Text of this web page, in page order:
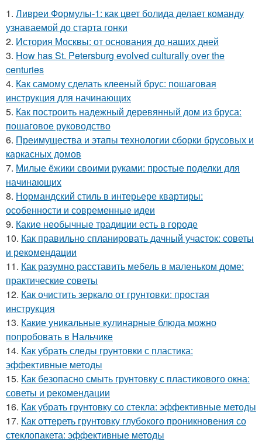
1. Ливреи Формулы-1: как цвет болида делает команду
узнаваемой до старта гонки
2. История Москвы: от основания до наших дней
3. How has St. Petersburg evolved culturally over the
centuries
4. Как самому сделать клееный брус: пошаговая
инструкция для начинающих
5. Как построить надежный деревянный дом из бруса:
пошаговое руководство
6. Преимущества и этапы технологии сборки брусовых и
каркасных домов
7. Милые ёжики своими руками: простые поделки для
начинающих
8. Нормандский стиль в интерьере квартиры:
особенности и современные идеи
9. Какие необычные традиции есть в городе
10. Как правильно спланировать дачный участок: советы
и рекомендации
11. Как разумно расставить мебель в маленьком доме:
практические советы
12. Как очистить зеркало от грунтовки: простая
инструкция
13. Какие уникальные кулинарные блюда можно
попробовать в Нальчике
14. Как убрать следы грунтовки с пластика:
эффективные методы
15. Как безопасно смыть грунтовку с пластикового окна:
советы и рекомендации
16. Как убрать грунтовку со стекла: эффективные методы
17. Как оттереть грунтовку глубокого проникновения со
стеклопакета: эффективные методы